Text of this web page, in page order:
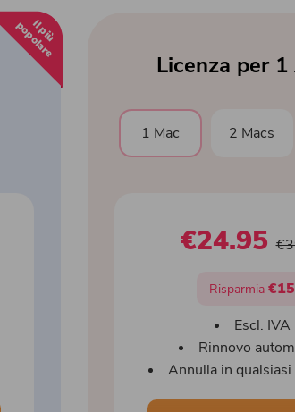
I
l
p
i
ù
p
o
p
o
l
a
r
e
Licenza per
1 Mac 2 Macs
€24.95
Risparmia €15
Escl. IVA
Rinnovo
Annulla in